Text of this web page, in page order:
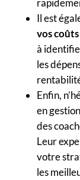
Il est
vos coûts
à
les
Enfin,
en
des
Leur
votre
les